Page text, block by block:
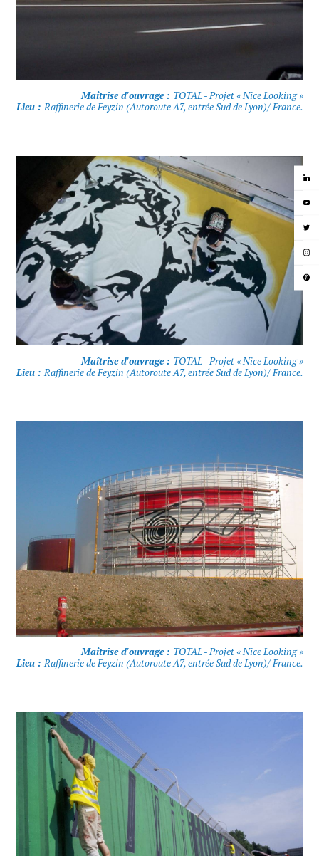
Maîtrise d'ouvrage : TOTAL - Projet « Nice Looking »
Lieu :Raffinerie de Feyzin (Autoroute A7, entrée Sud de Lyon)/ France.
Maîtrise d'ouvrage : TOTAL - Projet « Nice Looking »
Lieu :Raffinerie de Feyzin (Autoroute A7, entrée Sud de Lyon)/ France.
Maîtrise d'ouvrage : TOTAL - Projet « Nice Looking »
Lieu :Raffinerie de Feyzin (Autoroute A7, entrée Sud de Lyon)/ France.